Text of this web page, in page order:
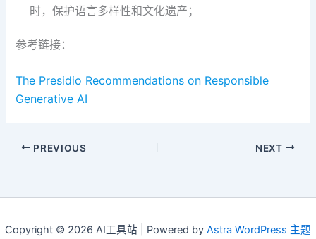
时，保护语言多样性和文化遗产；
参考链接：
The Presidio Recommendations on Responsible
Generative AI
PREVIOUS NEXT
Copyright © 2026 AI工具站 | Powered by Astra WordPress 主题